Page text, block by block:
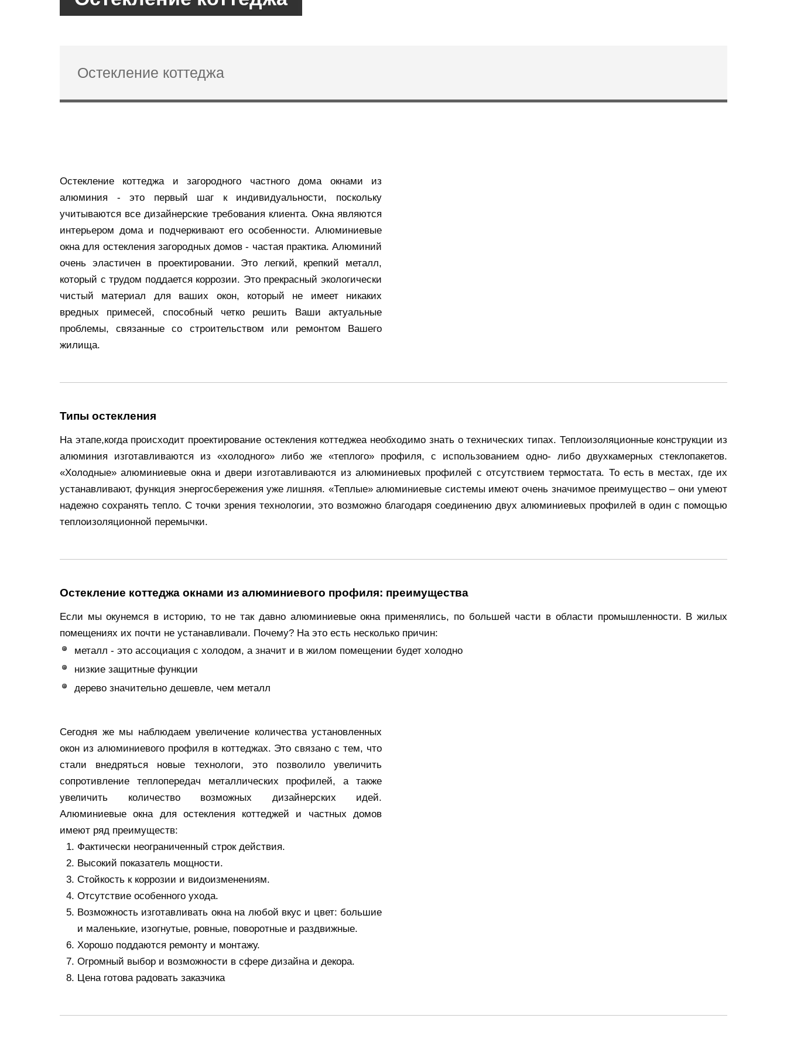
Остекление коттеджа
Остекление коттеджа и загородного частного дома окнами из
алюминия - это первый шаг к индивидуальности, поскольку
учитываются все дизайнерские требования клиента. Окна являются
интерьером дома и подчеркивают его особенности. Алюминиевые
окна для остекления загородных домов - частая практика. Алюминий
очень эластичен в проектировании. Это легкий, крепкий металл,
который с трудом поддается коррозии. Это прекрасный экологически
чистый материал для ваших окон, который не имеет никаких
вредных примесей, способный четко решить Ваши актуальные
проблемы, связанные со строительством или ремонтом Вашего
жилища.
Типы остекления
На этапе,когда происходит проектирование остекления коттеджеа необходимо знать о технических типах. Теплоизоляционные конструкции из
алюминия изготавливаются из «холодного» либо же «теплого» профиля, с использованием одно- либо двухкамерных стеклопакетов.
«Холодные» алюминиевые окна и двери изготавливаются из алюминиевых профилей с отсутствием термостата. То есть в местах, где их
устанавливают, функция энергосбережения уже лишняя. «Теплые» алюминиевые системы имеют очень значимое преимущество – они умеют
надежно сохранять тепло. С точки зрения технологии, это возможно благодаря соединению двух алюминиевых профилей в один с помощью
теплоизоляционной перемычки.
Остекление коттеджа окнами из алюминиевого профиля: преимущества
Если мы окунемся в историю, то не так давно алюминиевые окна применялись, по большей части в области промышленности. В жилых
помещениях их почти не устанавливали. Почему? На это есть несколько причин:
металл - это ассоциация с холодом, а значит и в жилом помещении будет холодно
низкие защитные функции
дерево значительно дешевле, чем металл
Сегодня же мы наблюдаем увеличение количества установленных
окон из алюминиевого профиля в коттеджах. Это связано с тем, что
стали внедряться новые технологи, это позволило увеличить
сопротивление теплопередач металлических профилей, а также
увеличить количество возможных дизайнерских идей.
Алюминиевые окна для остекления коттеджей и частных домов
имеют ряд преимуществ:
Фактически неограниченный строк действия.
Высокий показатель мощности.
Стойкость к коррозии и видоизменениям.
Отсутствие особенного ухода.
Возможность изготавливать окна на любой вкус и цвет: большие
и маленькие, изогнутые, ровные, поворотные и раздвижные.
Хорошо поддаются ремонту и монтажу.
Огромный выбор и возможности в сфере дизайна и декора.
Цена готова радовать заказчика